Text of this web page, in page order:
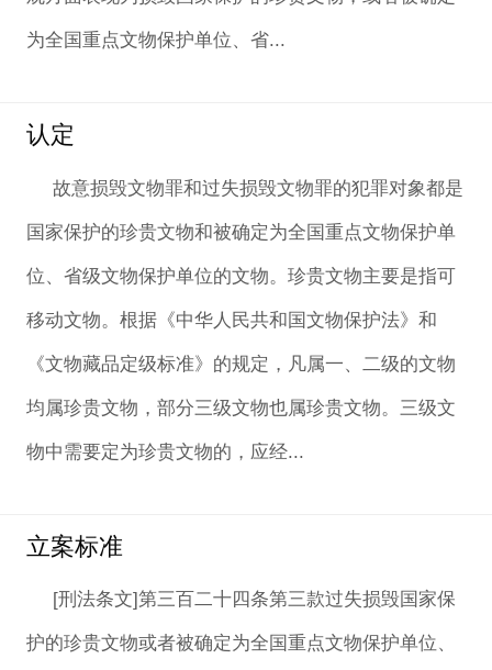
为全国重点文物保护单位、省...
认定
故意损毁文物罪和过失损毁文物罪的犯罪对象都是
国家保护的珍贵文物和被确定为全国重点文物保护单
位、省级文物保护单位的文物。珍贵文物主要是指可
移动文物。根据《中华人民共和国文物保护法》和
《文物藏品定级标准》的规定，凡属一、二级的文物
均属珍贵文物，部分三级文物也属珍贵文物。三级文
物中需要定为珍贵文物的，应经...
立案标准
[刑法条文]第三百二十四条第三款过失损毁国家保
护的珍贵文物或者被确定为全国重点文物保护单位、